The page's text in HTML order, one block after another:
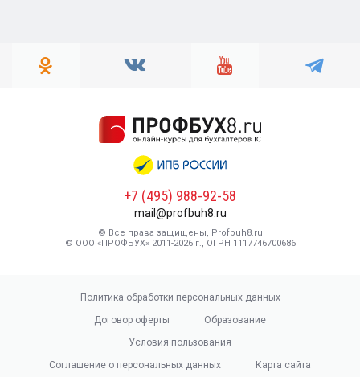
+7 (495) 988-92-58
mail@profbuh8.ru
© Все права защищены, Profbuh8.ru
© ООО «ПРОФБУХ» 2011-2026 г., ОГРН 1117746700686
Политика обработки персональных данных
Договор оферты
Образование
Условия пользования
Соглашение о персональных данных
Карта сайта